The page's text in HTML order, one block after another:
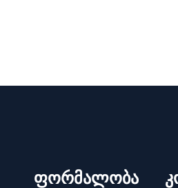
ფორმალობა